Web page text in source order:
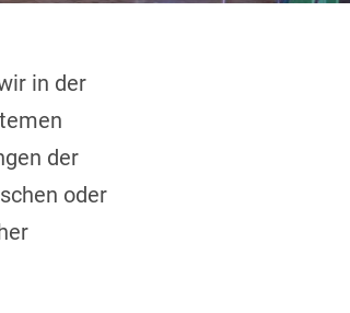
in der
der
oder